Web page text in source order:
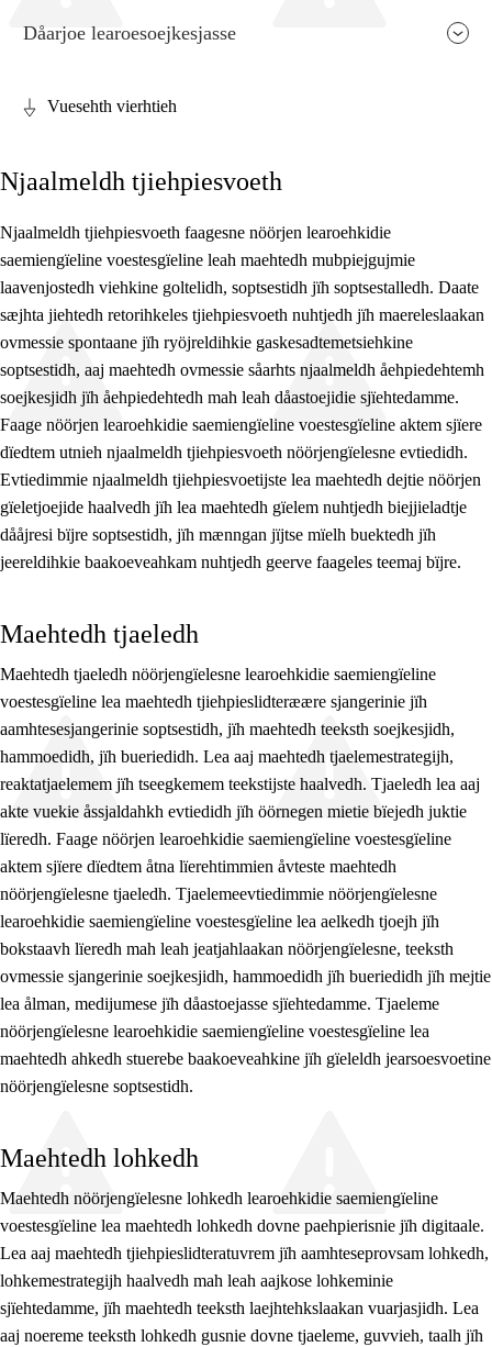
Jarngebiehkieh
Dåaresthfaageles teemah
Vihkeles tjiehpiesvoeth
Dåarjoe learoesoejkesjasse
Vuesehth vierhtieh
Njaalmeldh tjiehpiesvoeth
Njaalmeldh tjiehpiesvoeth faagesne nöörjen learoehkidie
saemiengïeline voestesgïeline leah maehtedh mubpiejgujmie
laavenjostedh viehkine goltelidh, soptsestidh jïh soptsestalledh. Daate
sæjhta jiehtedh retorihkeles tjiehpiesvoeth nuhtjedh jïh maereleslaakan
ovmessie spontaane jïh ryöjreldihkie gaskesadtemetsiehkine
soptsestidh, aaj maehtedh ovmessie såarhts njaalmeldh åehpiedehtemh
soejkesjidh jïh åehpiedehtedh mah leah dåastoejidie sjïehtedamme.
Faage nöörjen learoehkidie saemiengïeline voestesgïeline aktem sjïere
dïedtem utnieh njaalmeldh tjiehpiesvoeth nöörjengïelesne evtiedidh.
Evtiedimmie njaalmeldh tjiehpiesvoetijste lea maehtedh dejtie nöörjen
gïeletjoejide haalvedh jïh lea maehtedh gïelem nuhtjedh biejjieladtje
dååjresi bïjre soptsestidh, jïh mænngan jïjtse mïelh buektedh jïh
jeereldihkie baakoeveahkam nuhtjedh geerve faageles teemaj bïjre.
Maehtedh tjaeledh
Maehtedh tjaeledh nöörjengïelesne learoehkidie saemiengïeline
voestesgïeline lea maehtedh tjiehpieslidteræære sjangerinie jïh
aamhtesesjangerinie soptsestidh, jïh maehtedh teeksth soejkesjidh,
hammoedidh, jïh bueriedidh. Lea aaj maehtedh tjaelemestrategijh,
reaktatjaelemem jïh tseegkemem teekstijste haalvedh. Tjaeledh lea aaj
akte vuekie åssjaldahkh evtiedidh jïh öörnegen mietie bïejedh juktie
lïeredh. Faage nöörjen learoehkidie saemiengïeline voestesgïeline
aktem sjïere dïedtem åtna lïerehtimmien åvteste maehtedh
nöörjengïelesne tjaeledh. Tjaelemeevtiedimmie nöörjengïelesne
learoehkidie saemiengïeline voestesgïeline lea aelkedh tjoejh jïh
bokstaavh lïeredh mah leah jeatjahlaakan nöörjengïelesne, teeksth
ovmessie sjangerinie soejkesjidh, hammoedidh jïh bueriedidh jïh mejtie
lea ålman, medijumese jïh dåastoejasse sjïehtedamme. Tjaeleme
nöörjengïelesne learoehkidie saemiengïeline voestesgïeline lea
maehtedh ahkedh stuerebe baakoeveahkine jïh gïeleldh jearsoesvoetine
nöörjengïelesne soptsestidh.
Maehtedh lohkedh
Maehtedh nöörjengïelesne lohkedh learoehkidie saemiengïeline
voestesgïeline lea maehtedh lohkedh dovne paehpierisnie jïh digitaale.
Lea aaj maehtedh tjiehpieslidteratuvrem jïh aamhteseprovsam lohkedh,
lohkemestrategijh haalvedh mah leah aajkose lohkeminie
sjïehtedamme, jïh maehtedh teeksth laejhtehkslaakan vuarjasjidh. Lea
aaj noereme teeksth lohkedh gusnie dovne tjaeleme, guvvieh, taalh jïh